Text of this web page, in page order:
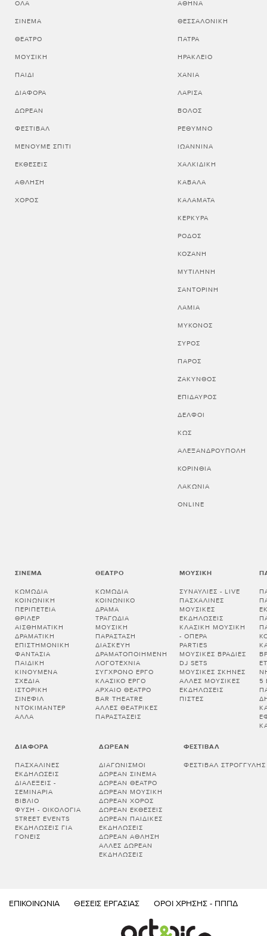
ΌΛΑ
ΣΙΝΕΜΆ
ΘΈΑΤΡΟ
ΜΟΥΣΙΚΉ
ΠΑΙΔΊ
ΔΙΆΦΟΡΑ
ΔΩΡΕΆΝ
ΦΕΣΤΙΒΆΛ
ΜΈΝΟΥΜΕ ΣΠΊΤΙ
ΕΚΘΈΣΕΙΣ
ΆΘΛΗΣΗ
ΧΟΡΌΣ
ΑΘΗΝΑ
ΘΕΣΣΑΛΟΝΙΚΗ
ΠΑΤΡΑ
ΗΡΑΚΛΕΙΟ
ΧΑΝΙΑ
ΛΑΡΙΣΑ
ΒΟΛΟΣ
ΡΕΘΥΜΝΟ
ΙΩΑΝΝΙΝΑ
ΧΑΛΚΙΔΙΚΗ
ΚΑΒΑΛΑ
ΚΑΛΑΜΑΤΑ
ΚΕΡΚΥΡΑ
ΡΟΔΟΣ
ΚΟΖΑΝΗ
ΜΥΤΙΛΗΝΗ
ΣΑΝΤΟΡΙΝΗ
ΛΑΜΙΑ
ΜΥΚΟΝΟΣ
ΣΥΡΟΣ
ΠΑΡΟΣ
ΖΑΚΥΝΘΟΣ
ΕΠΙΔΑΥΡΟΣ
ΔΕΛΦΟΙ
ΚΩΣ
ΑΛΕΞΑΝΔΡΟΥΠΟΛΗ
ΚΟΡΙΝΘΊΑ
ΛΑΚΩΝΊΑ
ONLINE
ΣΙΝΕΜΆ
ΚΩΜΩΔΊΑ
ΚΟΙΝΩΝΙΚΉ
ΠΕΡΙΠΈΤΕΙΑ
ΘΡΊΛΕΡ
ΑΙΣΘΗΜΑΤΙΚΉ
ΔΡΑΜΑΤΙΚΉ
ΕΠΙΣΤΗΜΟΝΙΚΉ
ΦΑΝΤΑΣΊΑ
ΠΑΙΔΙΚΉ
ΚΙΝΟΎΜΕΝΑ
ΣΧΈΔΙΑ
ΙΣΤΟΡΙΚΉ
ΣΙΝΕΦΊΛ
ΝΤΟΚΙΜΑΝΤΈΡ
ΆΛΛΑ
ΘΈΑΤΡΟ
ΚΩΜΩΔΊΑ
ΚΟΙΝΩΝΙΚΌ
ΔΡΆΜΑ
ΤΡΑΓΩΔΊΑ
ΜΟΥΣΙΚΉ
ΠΑΡΆΣΤΑΣΗ
ΔΙΑΣΚΕΥΉ
ΔΡΑΜΑΤΟΠΟΙΗΜΈΝΗ
ΛΟΓΟΤΕΧΝΊΑ
ΣΎΓΧΡΟΝΟ ΈΡΓΟ
ΚΛΑΣΙΚΌ ΈΡΓΟ
ΑΡΧΑΊΟ ΘΈΑΤΡΟ
BAR THEATRE
ΆΛΛΕΣ ΘΕΑΤΡΙΚΈΣ
ΠΑΡΑΣΤΆΣΕΙΣ
ΜΟΥΣΙΚΉ
ΣΥΝΑΥΛΊΕΣ - LIVE
ΠΑΣΧΑΛΙΝΈΣ
ΜΟΥΣΙΚΈΣ
ΕΚΔΗΛΏΣΕΙΣ
ΚΛΑΣΙΚΉ ΜΟΥΣΙΚΉ
- ΌΠΕΡΑ
PARTIES
ΜΟΥΣΙΚΈΣ ΒΡΑΔΙΈΣ
DJ SETS
ΜΟΥΣΙΚΈΣ ΣΚΗΝΈΣ
ΆΛΛΕΣ ΜΟΥΣΙΚΈΣ
ΕΚΔΗΛΏΣΕΙΣ
ΠΊΣΤΕΣ
5
ΔΙΆΦΟΡΑ
ΠΑΣΧΑΛΙΝΈΣ
ΕΚΔΗΛΏΣΕΙΣ
ΔΙΑΛΕΞΕΙΣ -
ΣΕΜΙΝΑΡΙΑ
ΒΙΒΛΊΟ
ΦΎΣΗ - ΟΙΚΟΛΟΓΊΑ
STREET EVENTS
ΕΚΔΗΛΏΣΕΙΣ ΓΙΑ
ΓΟΝΕΊΣ
ΔΩΡΕΆΝ
ΔΙΑΓΩΝΙΣΜΟΊ
ΔΩΡΕΆΝ ΣΙΝΕΜΆ
ΔΩΡΕΆΝ ΘΈΑΤΡΟ
ΔΩΡΕΆΝ ΜΟΥΣΙΚΉ
ΔΩΡΕΆΝ ΧΟΡΌΣ
ΔΩΡΕΆΝ ΕΚΘΈΣΕΙΣ
ΔΩΡΕΆΝ ΠΑΙΔΙΚΈΣ
ΕΚΔΗΛΏΣΕΙΣ
ΔΩΡΕΆΝ ΆΘΛΗΣΗ
ΆΛΛΕΣ ΔΩΡΕΆΝ
ΕΚΔΗΛΏΣΕΙΣ
ΦΕΣΤΙΒΆΛ
ΦΕΣΤΙΒΆΛ ΣΤΡΟΓΓΎΛΗΣ
ΕΠΙΚΟΙΝΩΝΊΑ ΘΈΣΕΙΣ ΕΡΓΑΣΊΑΣ ΌΡΟΙ ΧΡΉΣΗΣ - ΠΠΠΔ